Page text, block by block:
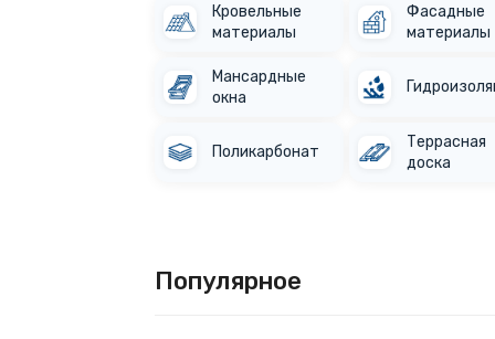
Кровельные
материалы
Фасадные
материалы
Мансардные
окна
Поликарбонат
Террасная
доска
Популярное